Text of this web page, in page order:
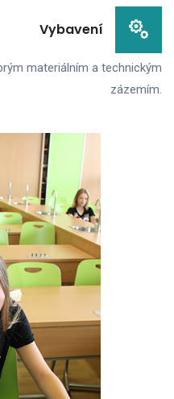
Vybavení
materiálním a technickým
zázemím.